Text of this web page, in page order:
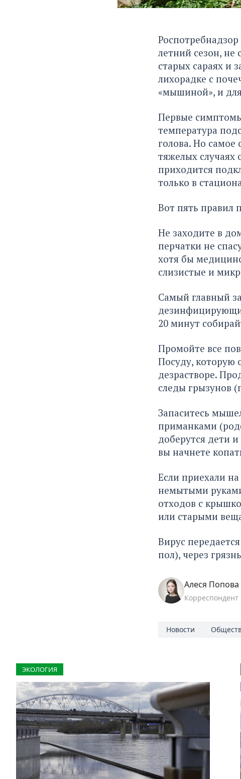
летний сезон, не
старых сараях и
лихорадке с
«мышиной», и для
Первые
температура
голова. Но
тяжелых случаях
приходится
только в
Вот пять правил
Не заходите в
перчатки не
хотя бы
слизистые и
Самый главный
20 минут
Промойте все
Посуду, которую
дезрастворе.
следы грызунов
Запаситесь
приманками
доберутся дети
вы начнете
Если приехали
немытыми
отходов с
или старыми
Вирус
пол), через
Алеся Попова
Корреспондент
Новости
ЭКОЛОГИЯ